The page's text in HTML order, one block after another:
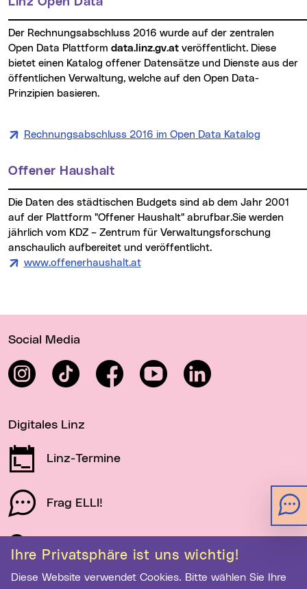
Ihre Privatsphäre ist uns wichtig!
Diese Website verwendet Cookies. Bitte wählen Sie Ihre
Der Rechnungsabschluss 2016 wurde auf der zentralen
Open Data Plattform data.linz.gv.at veröffentlicht. Diese
bietet einen Katalog offener Datensätze und Dienste aus der
öffentlichen Verwaltung, welche auf den Open Data-
Prinzipien basieren.
Rechnungsabschluss 2016 im Open Data Katalog
Offener Haushalt
Die Daten des städtischen Budgets sind ab dem Jahr 2001
auf der Plattform "Offener Haushalt" abrufbar.Sie werden
jährlich vom KDZ – Zentrum für Verwaltungsforschung
anschaulich aufbereitet und veröffentlicht.
www.offenerhaushalt.at
Social Media
InstagramTikTok FacebookYouTube LinkedIn
Digitales Linz
Linz-Termine
Frag ELLI!
Schau auf Linz